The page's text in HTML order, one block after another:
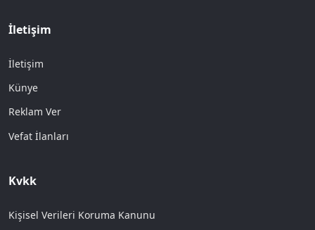
İletişim
İletişim
Künye
Reklam Ver
Vefat İlanları
Kvkk
Kişisel Verileri Koruma Kanunu